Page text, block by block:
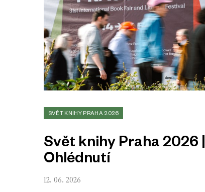
SVĚT KNIHY PRAHA 2026
Svět knihy Praha 2026 |
Ohlédnutí
12. 06. 2026